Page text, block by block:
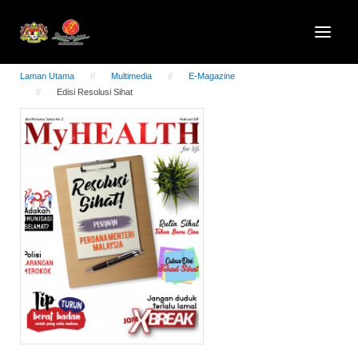
Laman Utama Multimedia
E-Magazine
Edisi Resolusi Sihat